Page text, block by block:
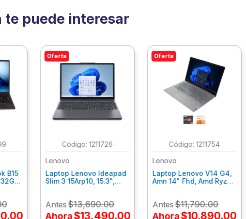
te puede interesar
B15
.00
Oferta
: 1211726
Lenovo
Laptop Lenovo Ideapad
Slim 3 15Arp10, 15.3",
11 Home 83K700Axlm
Antes $13,690.00
Ahora$13,490.00
Oferta
: 1211754
Lenovo
Laptop Lenovo V14 G4,
Amn 14" Fhd, Amd Ryzen
Office 365 1 Año
82Yt0110Lm
Antes $11,790.00
Ahora$10,890.00